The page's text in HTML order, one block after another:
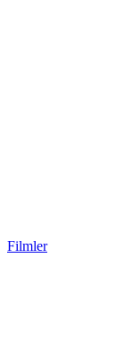
Filmler